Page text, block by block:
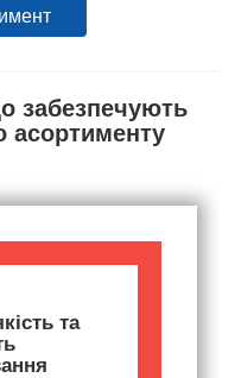
забезпечують
асортименту
та